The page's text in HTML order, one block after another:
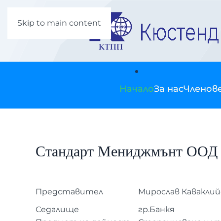
Skip to main content
НачалоЗа нас
Стандарт Мениджмънт ООД
Представител
Мирослав
Седалище
гр.Банкя